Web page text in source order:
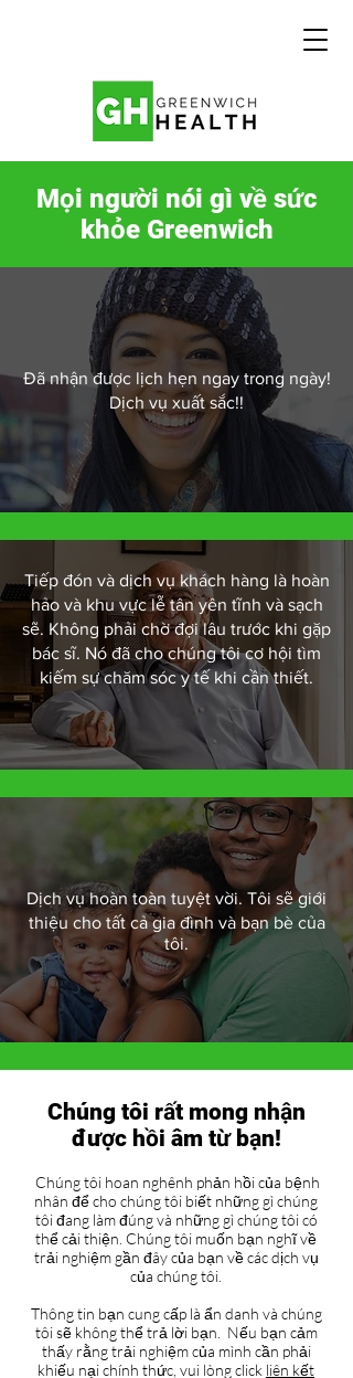
Mọi người nói gì về sức
khỏe Greenwich
Đã nhận được lịch hẹn ngay trong ngày!
Dịch vụ xuất sắc!!
Tiếp đón và dịch vụ khách hàng là hoàn
hảo và khu vực lễ tân yên tĩnh và sạch
sẽ. Không phải chờ đợi lâu trước khi gặp
bác sĩ. Nó đã cho chúng tôi cơ hội tìm
kiếm sự chăm sóc y tế khi cần thiết.
Dịch vụ hoàn toàn tuyệt vời. Tôi sẽ giới
thiệu cho tất cả gia đình và bạn bè của
tôi.
Chúng tôi rất mong nhận
được hồi âm từ bạn!
Chúng tôi hoan nghênh phản hồi của bệnh
nhân để cho chúng tôi biết những gì chúng
tôi đang làm đúng và những gì chúng tôi có
thể cải thiện. Chúng tôi muốn bạn nghĩ về
trải nghiệm gần đây của bạn về các dịch vụ
của chúng tôi.
Thông tin bạn cung cấp là ẩn danh và chúng
tôi sẽ không thể trả lời bạn. Nếu bạn cảm
thấy rằng trải nghiệm của mình cần phải
khiếu nại chính thức, vui lòng click liên kết